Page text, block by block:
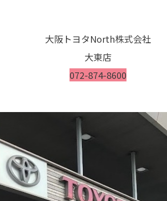
大阪トヨタNorth株式会社
大東店
072-874-8600